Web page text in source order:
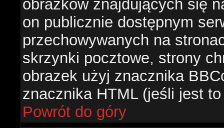
obrazków znajdujących się
on publicznie dostępnym
przechowywanych na
skrzynki pocztowe, strony
obrazek użyj znacznika
znacznika HTML (jeśli jest
Powrót do góry